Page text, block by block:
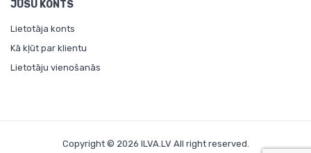
JŪSU KONTS
Lietotāja konts
Kā kļūt par klientu
Lietotāju vienošanās
Copyright © 2026 ILVA.LV All right reserved.